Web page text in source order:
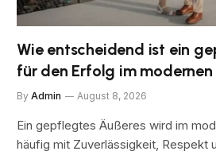
Wie entscheidend ist ein
für den Erfolg im modernen
By Admin August 8, 2026
Ein gepflegtes Äußeres wird im
häufig mit Zuverlässigkeit, Respekt